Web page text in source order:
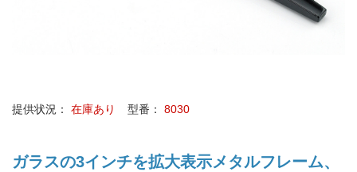
提供状況： 在庫あり 型番： 8030
ガラスの3インチを拡大表示メタルフレーム、